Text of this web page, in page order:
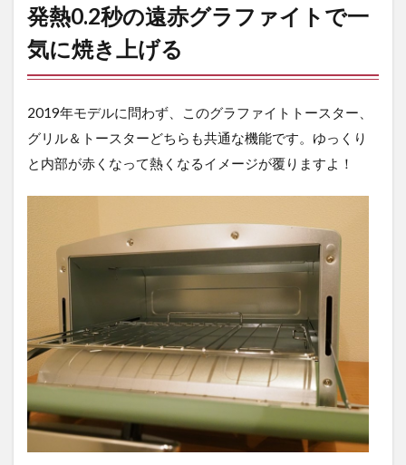
発熱0.2秒の遠赤グラファイトで一
気に焼き上げる
2019年モデルに問わず、このグラファイトトースター、
グリル＆トースターどちらも共通な機能です。ゆっくり
と内部が赤くなって熱くなるイメージが覆りますよ！